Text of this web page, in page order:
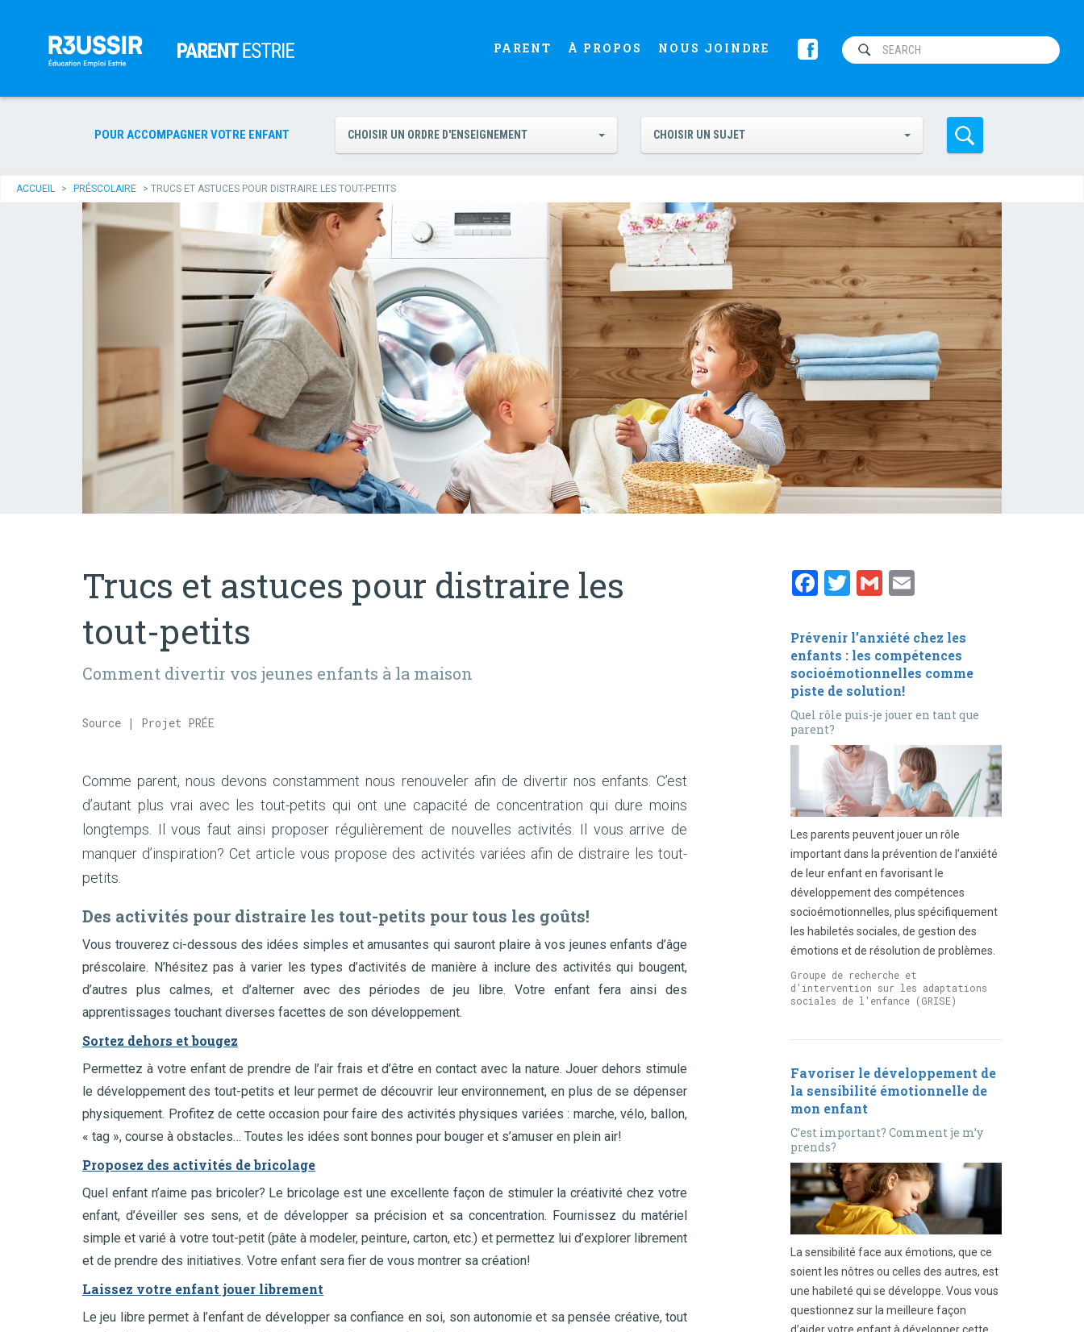
PARENT À PROPOS NOUS JOINDRE
POUR ACCOMPAGNER VOTRE ENFANT CHOISIR UN ORDRE D'ENSEIGNEMENT CHOISIR UN SUJET
ACCUEIL > PRÉSCOLAIRE > TRUCS ET ASTUCES POUR DISTRAIRE LES TOUT-PETITS
Trucs et astuces pour distraire les
tout-petits
Comment divertir vos jeunes enfants à la maison
Source | Projet PRÉE
Comme parent, nous devons constamment nous renouveler afin de divertir nos enfants. C’est
d’autant plus vrai avec les tout-petits qui ont une capacité de concentration qui dure moins
longtemps. Il vous faut ainsi proposer régulièrement de nouvelles activités. Il vous arrive de
manquer d’inspiration? Cet article vous propose des activités variées afin de distraire les tout-
petits.
Des activités pour distraire les tout-petits pour tous les goûts!
Vous trouverez ci-dessous des idées simples et amusantes qui sauront plaire à vos jeunes enfants d’âge
préscolaire. N’hésitez pas à varier les types d’activités de manière à inclure des activités qui bougent,
d’autres plus calmes, et d’alterner avec des périodes de jeu libre. Votre enfant fera ainsi des
apprentissages touchant diverses facettes de son développement.
Sortez dehors et bougez
Permettez à votre enfant de prendre de l’air frais et d’être en contact avec la nature. Jouer dehors stimule
le développement des tout-petits et leur permet de découvrir leur environnement, en plus de se dépenser
physiquement. Profitez de cette occasion pour faire des activités physiques variées : marche, vélo, ballon,
« tag », course à obstacles… Toutes les idées sont bonnes pour bouger et s’amuser en plein air!
Proposez des activités de bricolage
Quel enfant n’aime pas bricoler? Le bricolage est une excellente façon de stimuler la créativité chez votre
enfant, d’éveiller ses sens, et de développer sa précision et sa concentration. Fournissez du matériel
simple et varié à votre tout-petit (pâte à modeler, peinture, carton, etc.) et permettez lui d’explorer librement
et de prendre des initiatives. Votre enfant sera fier de vous montrer sa création!
Laissez votre enfant jouer librement
Le jeu libre permet à l’enfant de développer sa confiance en soi, son autonomie et sa pensée créative, tout
Facebook
TwitterGmail Email
Prévenir l’anxiété chez les
enfants : les compétences
socioémotionnelles comme
piste de solution!
Quel rôle puis-je jouer en tant que
parent?
Les parents peuvent jouer un rôle
important dans la prévention de l’anxiété
de leur enfant en favorisant le
développement des compétences
socioémotionnelles, plus spécifiquement
les habiletés sociales, de gestion des
émotions et de résolution de problèmes.
Groupe de recherche et
d'intervention sur les adaptations
sociales de l'enfance (GRISE)
Favoriser le développement de
la sensibilité émotionnelle de
mon enfant
C’est important? Comment je m’y
prends?
La sensibilité face aux émotions, que ce
soient les nôtres ou celles des autres, est
une habileté qui se développe. Vous vous
questionnez sur la meilleure façon
d’aider votre enfant à développer cette